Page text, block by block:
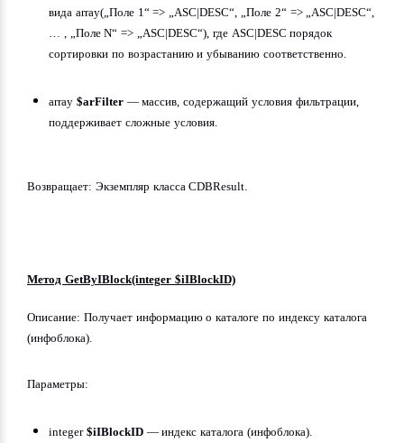
вида array(„Поле 1“ => „ASC|DESC“, „Поле 2“ => „ASC|DESC“,
… , „Поле N“ => „ASC|DESC“), где ASC|DESC порядок
сортировки по возрастанию и убыванию соответственно.
array $arFilter — массив, содержащий условия фильтрации,
поддерживает сложные условия.
Возвращает: Экземпляр класса CDBResult.
Метод GetByIBlock(integer $iIBlockID)
Описание: Получает информацию о каталоге по индексу каталога
(инфоблока).
Параметры:
integer $iIBlockID — индекс каталога (инфоблока).